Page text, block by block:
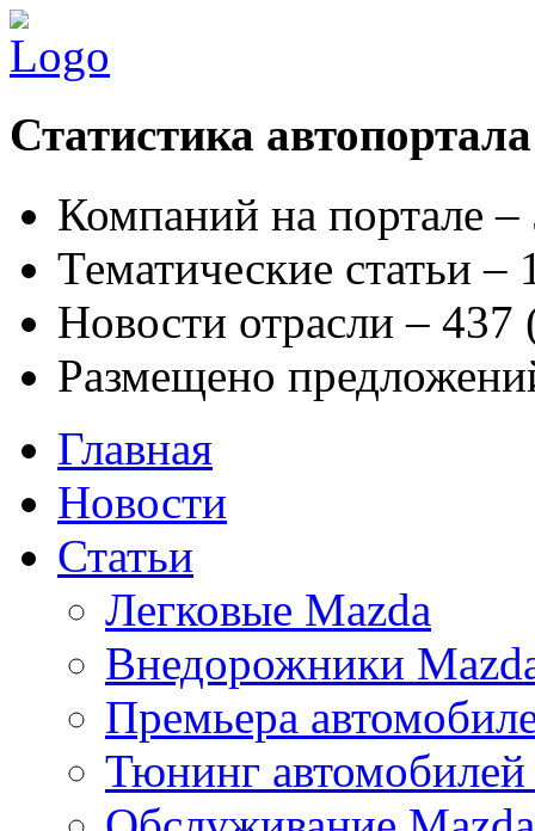
Статистика автопортала
Компаний на портале
Тематические статьи –
Новости отрасли – 437
Размещено
Главная
Новости
Статьи
Легковые Mazda
Внедорожники
Премьера
Тюнинг